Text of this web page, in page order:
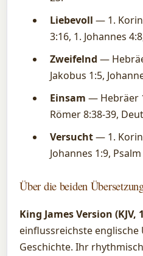
Liebevoll — 1.
3:16, 1. Johannes
Zweifelnd —
Jakobus 1:5,
Einsam — Hebräer
Römer 8:38-39,
Versucht— 1.
Johannes 1:9,
Über die beiden
King James Version (KJV,
einflussreichste
Geschichte. Ihr